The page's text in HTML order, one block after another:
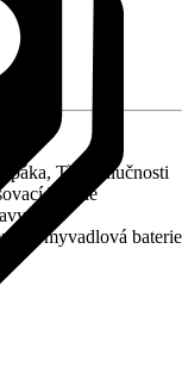
páka, Třída hlučnosti
baterie
Umyvadlová baterie